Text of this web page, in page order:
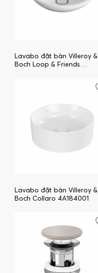
Lavabo đặt bàn Villeroy &
Boch Loop & Friends
Lavabo đặt bàn Villeroy &
Boch Collaro 4A184001